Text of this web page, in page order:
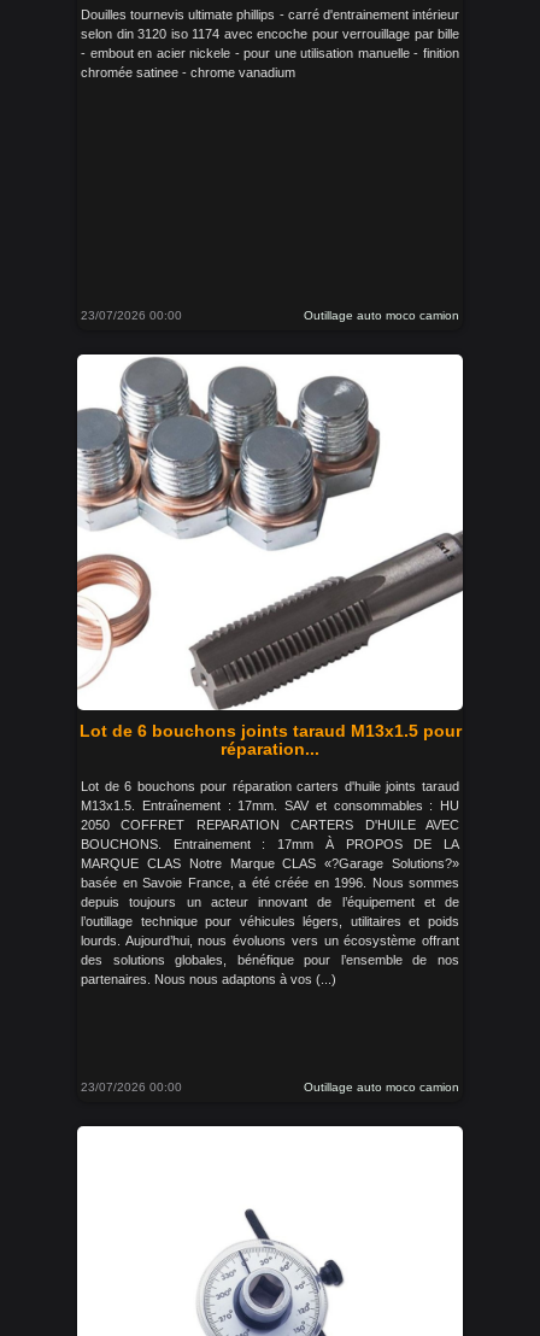
Douilles tournevis ultimate phillips - carré d'entrainement intérieur
selon din 3120 iso 1174 avec encoche pour verrouillage par bille
- embout en acier nickele - pour une utilisation manuelle - finition
chromée satinee - chrome vanadium
23/07/2026 00:00 Outillage auto moco camion
Lot de 6 bouchons joints taraud M13x1.5 pour
réparation...
Lot de 6 bouchons pour réparation carters d'huile joints taraud
M13x1.5. Entraînement : 17mm. SAV et consommables : HU
2050 COFFRET REPARATION CARTERS D'HUILE AVEC
BOUCHONS. Entrainement : 17mm À PROPOS DE LA
MARQUE CLAS Notre Marque CLAS «?Garage Solutions?»
basée en Savoie France, a été créée en 1996. Nous sommes
depuis toujours un acteur innovant de l’équipement et de
l’outillage technique pour véhicules légers, utilitaires et poids
lourds. Aujourd’hui, nous évoluons vers un écosystème offrant
des solutions globales, bénéfique pour l’ensemble de nos
partenaires. Nous nous adaptons à vos (...)
23/07/2026 00:00 Outillage auto moco camion